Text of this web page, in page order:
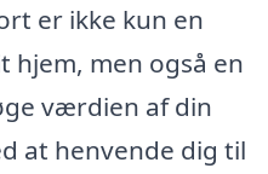
er ikke kun en
hjem, men også en
værdien af din
at henvende dig til